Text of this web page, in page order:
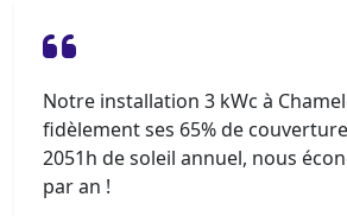
Notre installation 3 kWc à
fidèlement ses 65% de
2051h de soleil annuel, nous
par an !